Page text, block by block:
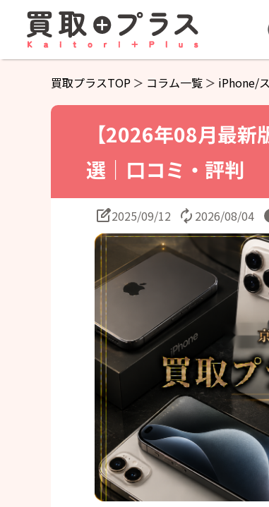
買取プラスTOP コラム一覧 iPhone/
【2026年08月最
選｜口コミ・評判
2025/09/12 2026/08/04